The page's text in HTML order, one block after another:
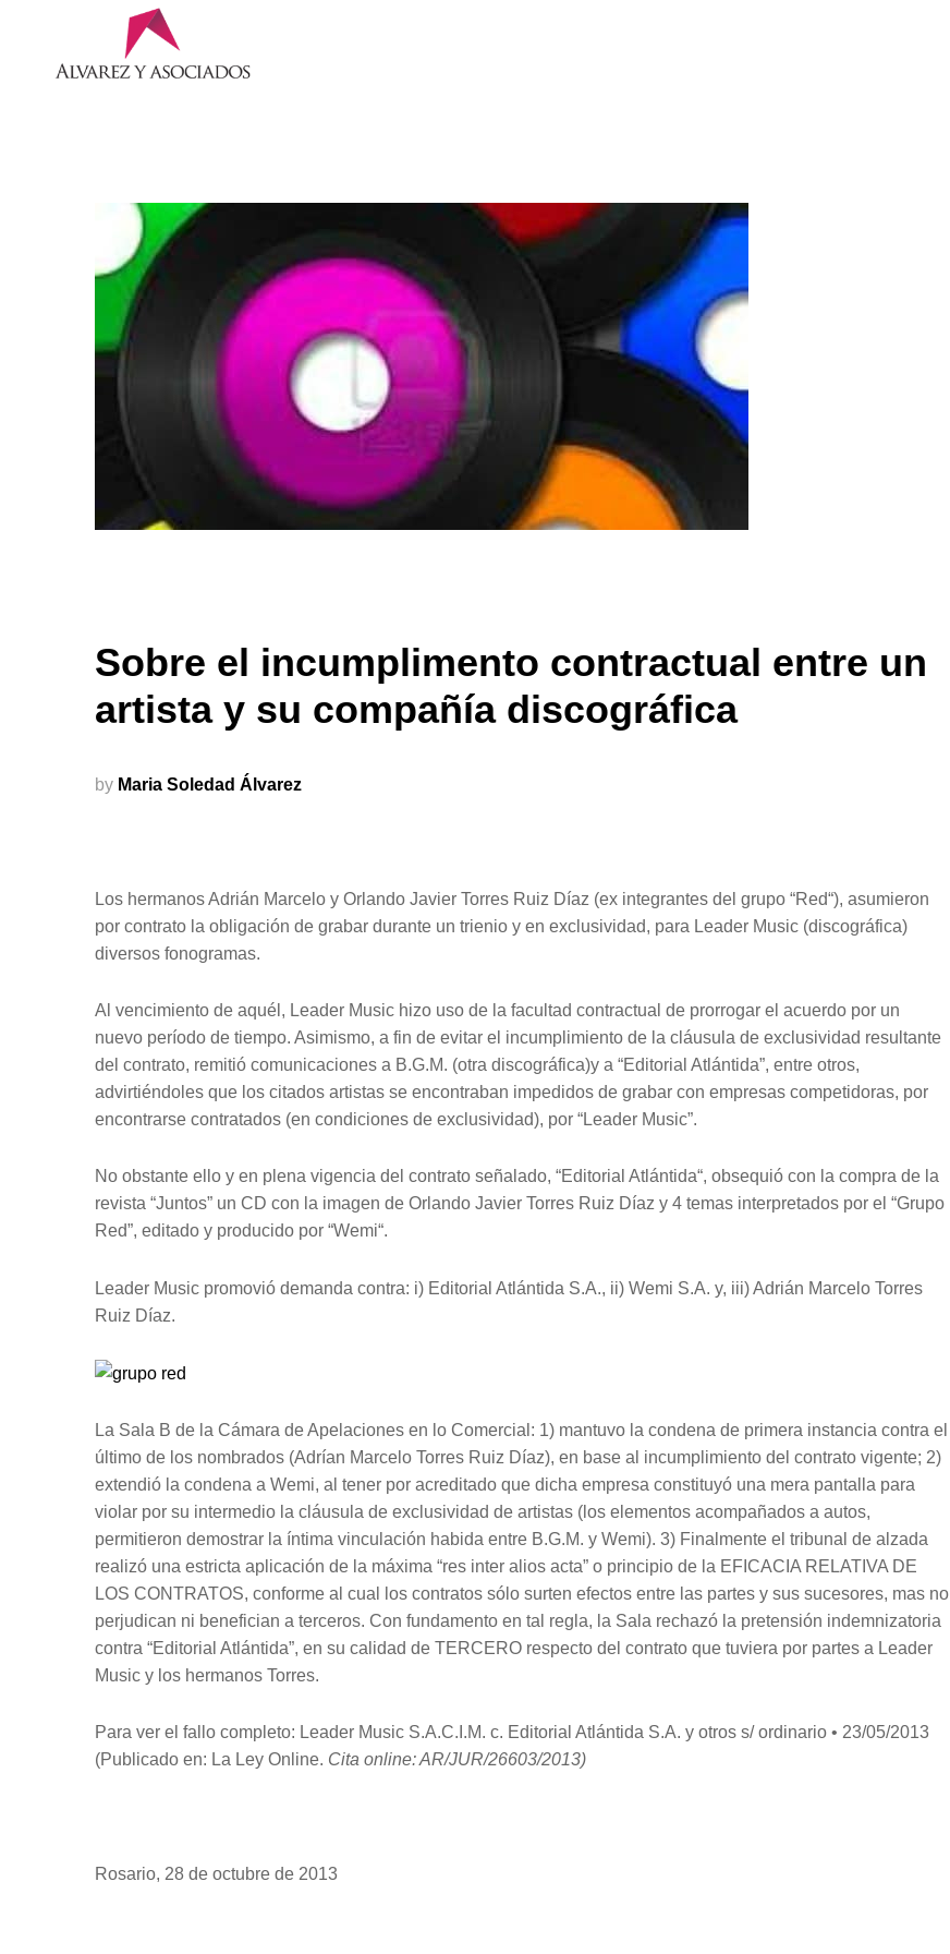
Sobre el incumplimento contractual entre un
artista y su compañía discográfica
by Maria Soledad Álvarez
Los hermanos Adrián Marcelo y Orlando Javier Torres Ruiz Díaz (ex integrantes del grupo “Red“), asumieron
por contrato la obligación de grabar durante un trienio y en exclusividad, para Leader Music (discográfica)
diversos fonogramas.
Al vencimiento de aquél, Leader Music hizo uso de la facultad contractual de prorrogar el acuerdo por un
nuevo período de tiempo. Asimismo, a fin de evitar el incumplimiento de la cláusula de exclusividad resultante
del contrato, remitió comunicaciones a B.G.M. (otra discográfica)y a “Editorial Atlántida”, entre otros,
advirtiéndoles que los citados artistas se encontraban impedidos de grabar con empresas competidoras, por
encontrarse contratados (en condiciones de exclusividad), por “Leader Music”.
No obstante ello y en plena vigencia del contrato señalado, “Editorial Atlántida“, obsequió con la compra de la
revista “Juntos” un CD con la imagen de Orlando Javier Torres Ruiz Díaz y 4 temas interpretados por el “Grupo
Red”, editado y producido por “Wemi“.
Leader Music promovió demanda contra: i) Editorial Atlántida S.A., ii) Wemi S.A. y, iii) Adrián Marcelo Torres
Ruiz Díaz.
La Sala B de la Cámara de Apelaciones en lo Comercial: 1) mantuvo la condena de primera instancia contra el
último de los nombrados (Adrían Marcelo Torres Ruiz Díaz), en base al incumplimiento del contrato vigente; 2)
extendió la condena a Wemi, al tener por acreditado que dicha empresa constituyó una mera pantalla para
violar por su intermedio la cláusula de exclusividad de artistas (los elementos acompañados a autos,
permitieron demostrar la íntima vinculación habida entre B.G.M. y Wemi). 3) Finalmente el tribunal de alzada
realizó una estricta aplicación de la máxima “res inter alios acta” o principio de la EFICACIA RELATIVA DE
LOS CONTRATOS, conforme al cual los contratos sólo surten efectos entre las partes y sus sucesores, mas no
perjudican ni benefician a terceros. Con fundamento en tal regla, la Sala rechazó la pretensión indemnizatoria
contra “Editorial Atlántida”, en su calidad de TERCERO respecto del contrato que tuviera por partes a Leader
Music y los hermanos Torres.
Para ver el fallo completo: Leader Music S.A.C.I.M. c. Editorial Atlántida S.A. y otros s/ ordinario • 23/05/2013
(Publicado en: La Ley Online. Cita online: AR/JUR/26603/2013)
Rosario, 28 de octubre de 2013